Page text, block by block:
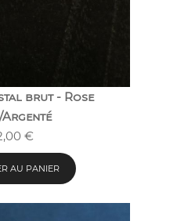
brut - Rose
Argenté
€
AU PANIER